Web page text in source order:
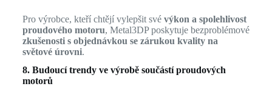
Pro výrobce, kteří chtějí vylepšit své výkon a spolehlivost
proudového motoru, Metal3DP poskytuje bezproblémové
zkušenosti s objednávkou se zárukou kvality na
světové úrovni.
8. Budoucí trendy ve výrobě součástí proudových
motorů